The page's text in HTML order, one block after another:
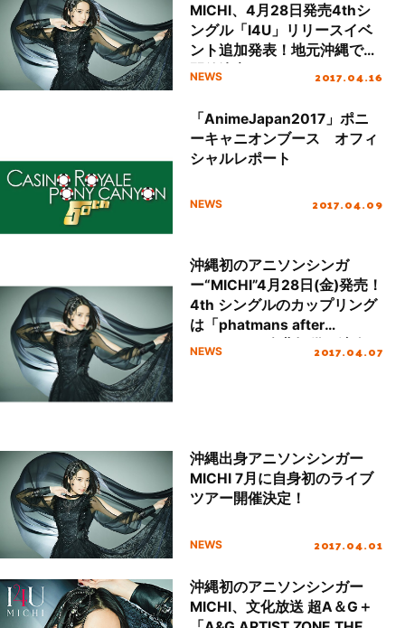
MICHI、4月28日発売4thシ
ングル「I4U」リリースイベ
ント追加発表！地元沖縄でも
開催決定！
NEWS 2017.04.16
「AnimeJapan2017」ポニ
ーキャニオンブース オフィ
シャルレポート
NEWS 2017.04.09
沖縄初のアニソンシンガ
ー“MICHI”4月28日(金)発売！
4th シングルのカップリング
は「phatmans after
school」が楽曲提供＆演奏を
NEWS 2017.04.07
沖縄出身アニソンシンガー
MICHI 7月に自身初のライブ
ツアー開催決定！
NEWS 2017.04.01
沖縄初のアニソンシンガー
MICHI、文化放送 超A＆G＋